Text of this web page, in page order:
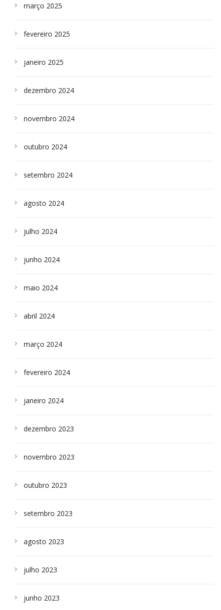
março 2025
fevereiro 2025
janeiro 2025
dezembro 2024
novembro 2024
outubro 2024
setembro 2024
agosto 2024
julho 2024
junho 2024
maio 2024
abril 2024
março 2024
fevereiro 2024
janeiro 2024
dezembro 2023
novembro 2023
outubro 2023
setembro 2023
agosto 2023
julho 2023
junho 2023